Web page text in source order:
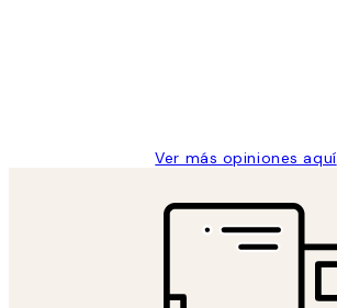
Ver más opiniones aquí